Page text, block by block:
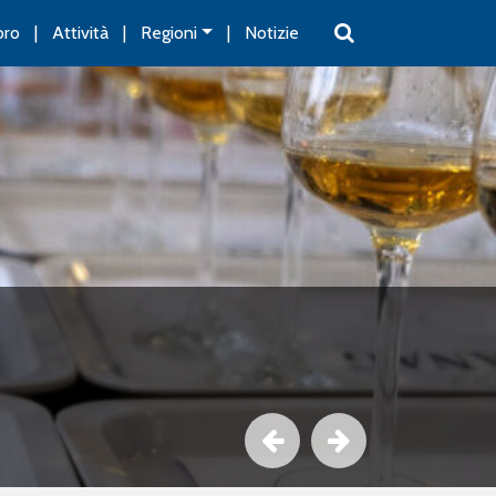
Attività Regioni Notizie